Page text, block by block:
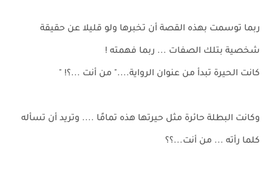
ربما توسمت بهذه القصة أن تخبرها ولو قليلا عن حقيقة
شخصية بتلك الصفات ... ربما فهمته !
كانت الحيرة تبدأ من عنوان الرواية...." من أنت ...؟! "
وكانت البطلة حائرة مثل حيرتها هذه تمامًا .... وتريد أن تسأله
كلما رأته ... من أنت...؟؟